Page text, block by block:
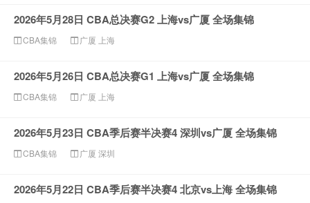
2026年5月28日 CBA总决赛G2 上海vs广厦 全场集锦
CBA集锦 广厦 上海
2026年5月26日 CBA总决赛G1 上海vs广厦 全场集锦
CBA集锦 广厦 上海
2026年5月23日 CBA季后赛半决赛4 深圳vs广厦 全场集锦
CBA集锦 广厦 深圳
2026年5月22日 CBA季后赛半决赛4 北京vs上海 全场集锦